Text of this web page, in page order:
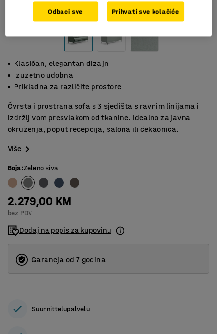
Klasičan, elegantan dizajn
Izuzetno udobna
Prikladna za različite prostore
Čvrsta i prostrana sofa s 3 sjedišta s ravnim linijama i
izdržljivom presvlakom od tkanine. Idealno za javna
okruženja, poput recepcija, salona ili čekaonica.
Više
Boja:Zeleno siva
2.279,00 KM
bez PDV
Dodaj na popis za kupovinu
Garancja od 7 godina
Suunnittelupalvelu
Odbaci sve Prihvati sve kolačiće